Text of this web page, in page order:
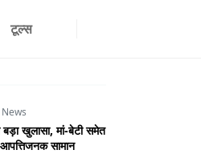
टूल्स
खुलासा, मां-बेटी समेत
सामान